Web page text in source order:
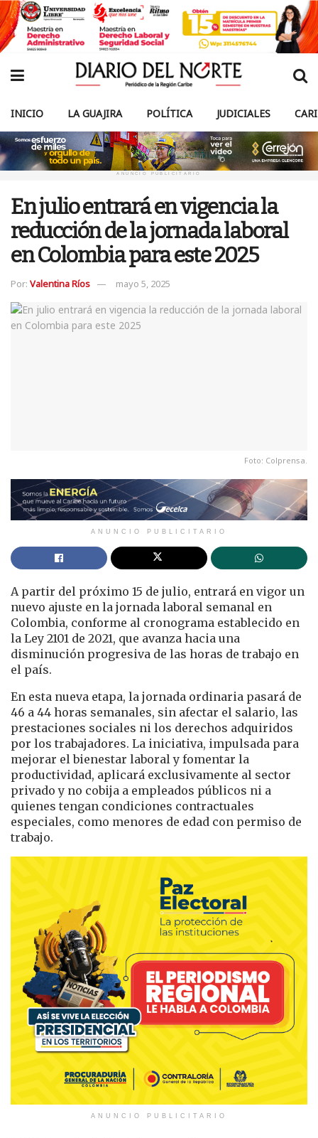
INICIO LA GUAJIRA POLÍTICA JUDICIALES
ANUNCIO PUBLICITARIO
En julio entrará en vigencia la
reducción de la jornada laboral
en Colombia para este 2025
Por: Valentina Ríos mayo 5, 2025
Foto: Colprensa.
ANUNCIO PUBLICITARIO
A partir del próximo 15 de julio, entrará en vigor un
nuevo ajuste en la jornada laboral semanal en
Colombia, conforme al cronograma establecido en
la Ley 2101 de 2021, que avanza hacia una
disminución progresiva de las horas de trabajo en
el país.
En esta nueva etapa, la jornada ordinaria pasará de
46 a 44 horas semanales, sin afectar el salario, las
prestaciones sociales ni los derechos adquiridos
por los trabajadores. La iniciativa, impulsada para
mejorar el bienestar laboral y fomentar la
productividad, aplicará exclusivamente al sector
privado y no cobija a empleados públicos ni a
quienes tengan condiciones contractuales
especiales, como menores de edad con permiso de
trabajo.
ANUNCIO PUBLICITARIO